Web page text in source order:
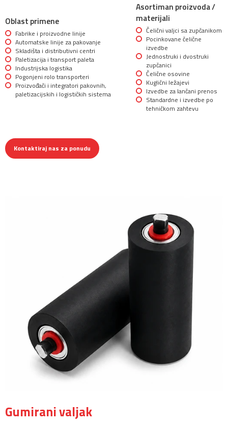
Oblast primene
Fabrike i proizvodne linije
Automatske linije za pakovanje
Skladišta i distributivni centri
Paletizacija i transport paleta
Industrijska logistika
Pogonjeni rolo transporteri
Proizvođači i integratori pakovnih,
paletizacijskih i logističkih sistema
Asortiman proizvoda /
materijali
Čelični valjci sa zupčanikom
Pocinkovane čelične
izvedbe
Jednostruki i dvostruki
zupčanici
Čelične osovine
Kuglični ležajevi
Izvedbe za lančani prenos
Standardne i izvedbe po
tehničkom zahtevu
Kontaktiraj nas za ponudu
Gumirani valjak